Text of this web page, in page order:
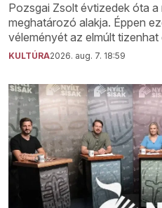
Pozsgai Zsolt évtizedek óta a
meghatározó alakja. Éppen
véleményét az elmúlt tizenhat
KULTÚRA2026. aug. 7. 18:59